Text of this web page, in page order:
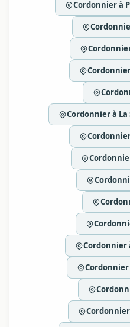
Cordonnier à
Cordonnier à
Cordonnier